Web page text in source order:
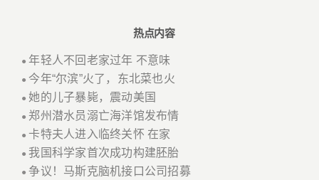
热点内容
●年轻人不回老家过年 不意味
● 今年“尔滨”火了，东北菜也火
● 她的儿子暴毙，震动美国
● 郑州潜水员溺亡海洋馆发布情
● 卡特夫人进入临终关怀 在家
●我国科学家首次成功构建胚胎
●争议！马斯克脑机接口公司招募